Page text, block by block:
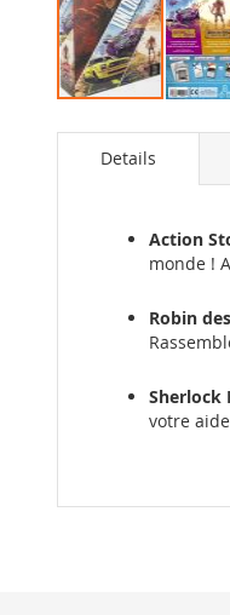
to
Details
Action
monde !
Robin
Sherlock
votre